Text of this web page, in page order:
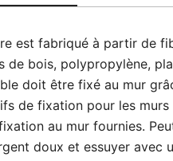
est fabriqué à partir de
de bois, polypropylène,
doit être fixé au mur
de fixation pour les murs
au mur fournies.
doux et essuyer avec